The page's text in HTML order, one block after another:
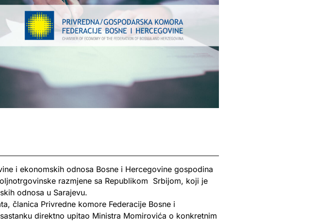
i ekonomskih odnosa Bosne i Hercegovine gospodina
razmjene sa Republikom Srbijom, koji je
odnosa u Sarajevu.
članica Privredne komore Federacije Bosne i
direktno upitao Ministra Momirovića o konkretnim